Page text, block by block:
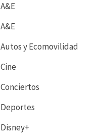
A&E
A&E
Autos y Ecomovilidad
Cine
Conciertos
Deportes
Disney+